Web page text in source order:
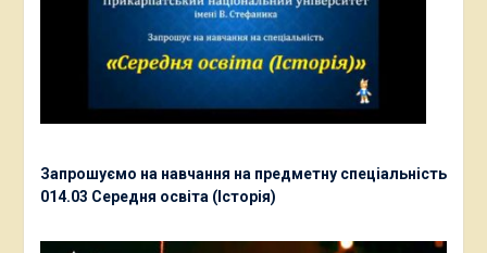
Запрошуємо на навчання на предметну спеціальність
014.03 Середня освіта (Історія)